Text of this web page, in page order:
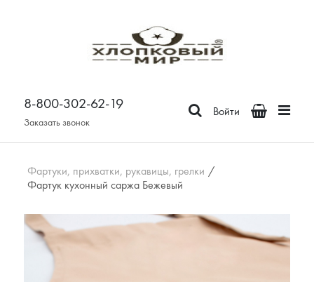
8-800-302-62-19
Заказать звонок
Войти
Постельное белье
Поплин
Сатин
Зима-Лето из бязи
Зима-Лето из поплина
Зима-Лето из сатина
Страйп - сатин
Отдельные предметы
Наволочки
Фартуки, прихватки, рукавицы, грелки /
Фартук кухонный саржа Бежевый